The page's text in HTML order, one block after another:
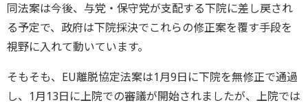
同法案は今後、与党・保守党が支配する下院に差し戻され
る予定で、政府は下院採決でこれらの修正案を覆す手段を
視野に入れて動いています。
そもそも、EU離脱協定法案は1月9日に下院を無修正で通過
し、1月13日に上院での審議が開始されましたが、上院では